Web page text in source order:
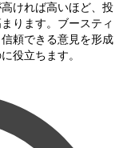
ければ高いほど、投
ります。ブースティ
頼できる意見を形成
役立ちます。